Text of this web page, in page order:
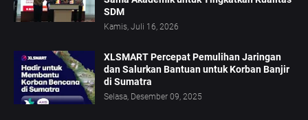
SDM
Kamis, Juli 16, 2026
XLSMART Percepat Pemulihan Jaringan
dan Salurkan Bantuan untuk Korban Banjir
di Sumatra
Selasa, Desember 09, 2025